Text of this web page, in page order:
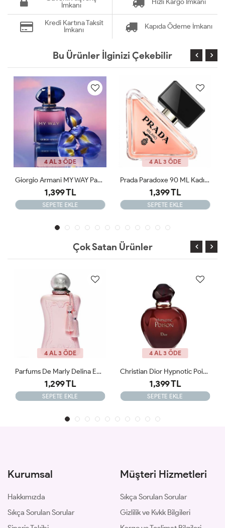
İmkanı
Hızlı Kargo İmkanı
Kredi Kartına Taksit
İmkanı
Kapıda Ödeme İmkanı
Bu Ürünler İlginizi Çekebilir
4 AL 3 ÖDE
Prada Paradoxe 90 ML Kadın Tester Parfüm
1,399 TL
SEPETE EKLE
4 AL 3 ÖDE
Creed Wind Flower 75 Ml Tester Kadın Parfümü
1,800 TL 1,399 TL
SEPETE EKLE
Çok Satan Ürünler
4 AL 3 ÖDE
Christian Dior Hypnotic Poison Orijinal Tester 100ml Edp Kadın Tester Parfüm
1,399 TL
SEPETE EKLE
4 AL 3 ÖDE
Vanilla Powder MATİERE PREMİERE 100ml Tester
1,950 TL
SEPETE EKLE
Kurumsal
Hakkımızda
Sıkça Sorulan Sorular
Müşteri Hizmetleri
Sıkça Sorulan Sorular
Gizlilik ve Kvkk Bilgileri